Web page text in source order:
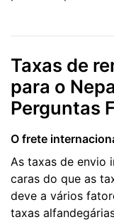
Taxas de
para o
Perguntas
O frete
As taxas de envio
caras do que as
deve a vários
taxas